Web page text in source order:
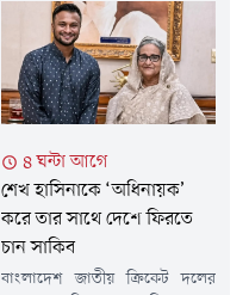
৪ ঘন্টা আগে
শেখ হাসিনাকে ‘অধিনায়ক’
করে তার সাথে দেশে ফিরতে
চান সাকিব
বাংলাদেশ জাতীয় ক্রিকেট দলের